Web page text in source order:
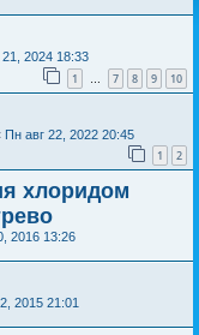
2024 18:33
1 … 7 8 9 10
Пн авг 22, 2022 20:45
1 2
хлоридом
2016 13:26
2015 21:01